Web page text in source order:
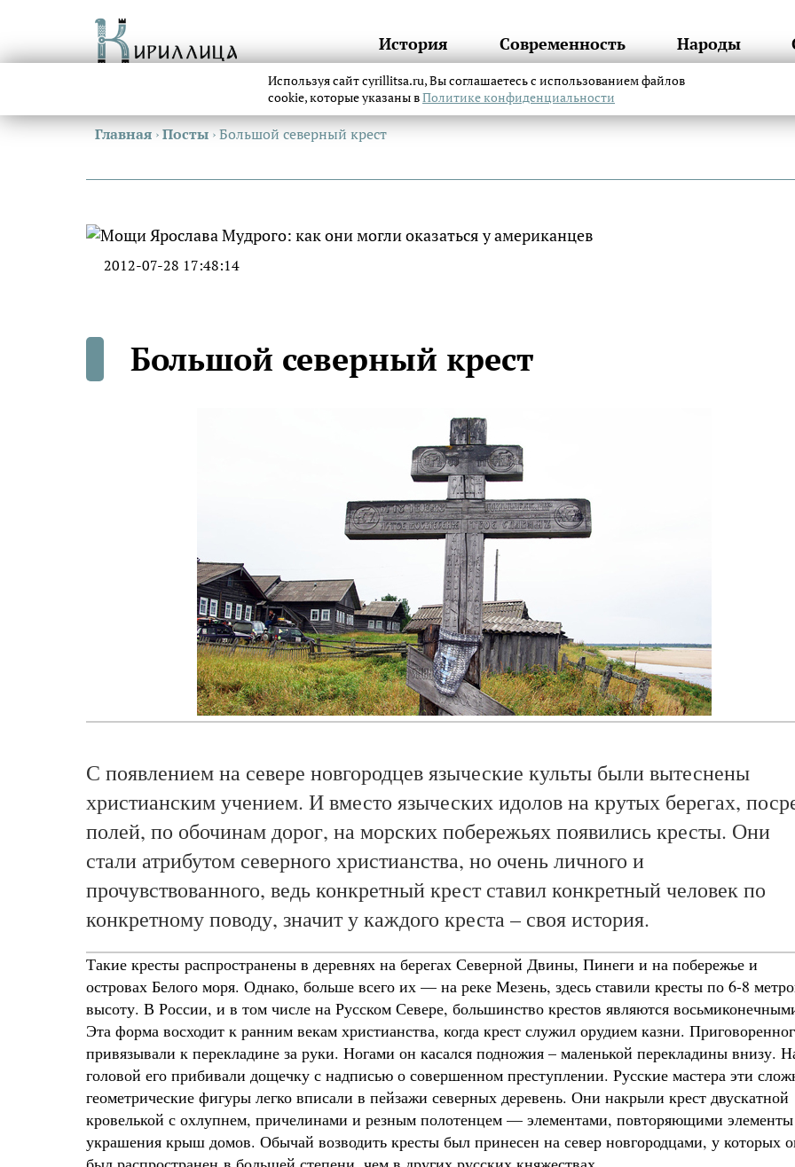
История Современность Народы
Главная ›Посты ›Большой северный крест
2012-07-28 17:48:14
Большой северный крест
С появлением на севере новгородцев языческие культы были вытеснены
христианским учением. И вместо языческих идолов на крутых берегах,
полей, по обочинам дорог, на морских побережьях появились кресты. Они
стали атрибутом северного христианства, но очень личного и
прочувствованного, ведь конкретный крест ставил конкретный человек по
конкретному поводу, значит у каждого креста – своя история.
Такие кресты распространены в деревнях на берегах Северной Двины, Пинеги и на побережье и
островах Белого моря. Однако, больше всего их — на реке Мезень, здесь ставили кресты по 6-8
высоту. В России, и в том числе на Русском Севере, большинство крестов являются
Эта форма восходит к ранним векам христианства, когда крест служил орудием казни.
привязывали к перекладине за руки. Ногами он касался подножия – маленькой перекладины внизу.
головой его прибивали дощечку с надписью о совершенном преступлении. Русские мастера эти
геометрические фигуры легко вписали в пейзажи северных деревень. Они накрыли крест двускатной
кровелькой с охлупнем, причелинами и резным полотенцем — элементами, повторяющими элементы
украшения крыш домов. Обычай возводить кресты был принесен на север новгородцами, у которых
Используя сайт cyrillitsa.ru, Вы соглашаетесь с использованием файлов
cookie, которые указаны вПолитике конфиденциальности